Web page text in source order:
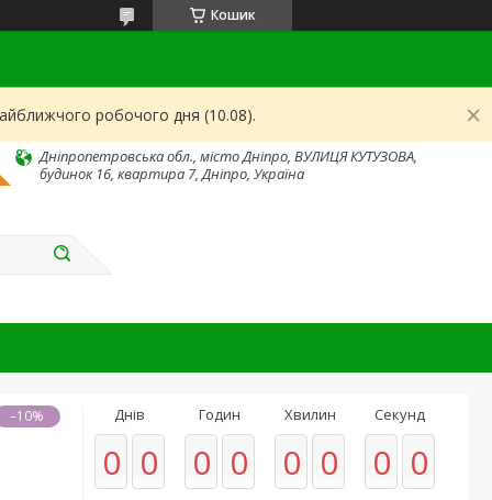
Кошик
робочого дня (10.08).
Дніпропетровська обл., місто Дніпро, ВУЛИЦЯ КУТУЗОВА,
будинок 16, квартира 7, Дніпро, Україна
–10% Днів
0 0
Годин
0 0
Хвилин
0 0
Секунд
0 0